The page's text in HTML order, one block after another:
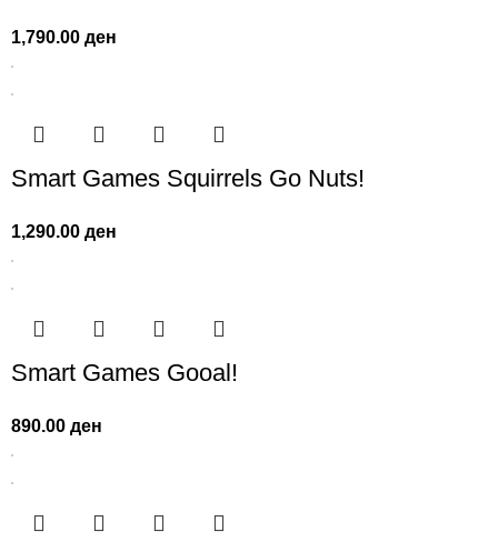
1,790.00ден
Smart Games Squirrels Go Nuts!
1,290.00ден
Smart Games Gooal!
890.00ден